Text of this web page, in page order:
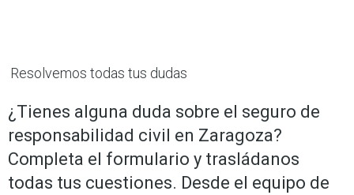
Resolvemos todas tus dudas
¿Tienes alguna duda sobre el seguro de
responsabilidad civil en Zaragoza?
Completa el formulario y trasládanos
todas tus cuestiones. Desde el equipo de